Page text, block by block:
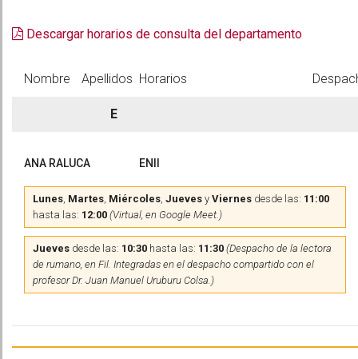
Descargar horarios de consulta del departamento
Nombre Apellidos Horarios
E
ANA RALUCA ENII
Lunes, Martes, Miércoles, Jueves y Viernes desde las: 11:00
hasta las: 12:00 (Virtual, en Google Meet.)
Jueves desde las: 10:30 hasta las: 11:30 (Despacho de la lectora
de rumano, en Fil. Integradas en el despacho compartido con el
profesor Dr. Juan Manuel Uruburu Colsa.)